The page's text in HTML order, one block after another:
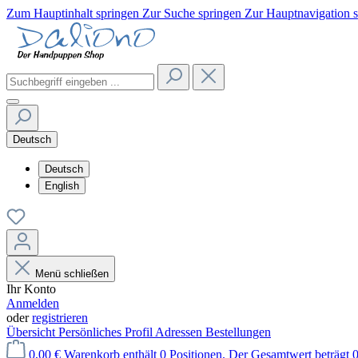
Zum Hauptinhalt springen Zur Suche springen Zur Hauptnavigation
Deutsch
Deutsch
English
Menü schließen
Ihr Konto
Anmelden
oderregistrieren
Übersicht Persönliches Profil Adressen Bestellungen
0,00 € Warenkorb enthält 0 Positionen. Der Gesamtwert beträgt